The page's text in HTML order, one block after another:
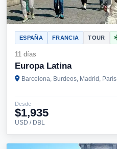
ESPAÑA FRANCIA TOUR
11 días
Europa Latina
Barcelona, Burdeos, Madrid, París
Desde
$1,935
USD / DBL